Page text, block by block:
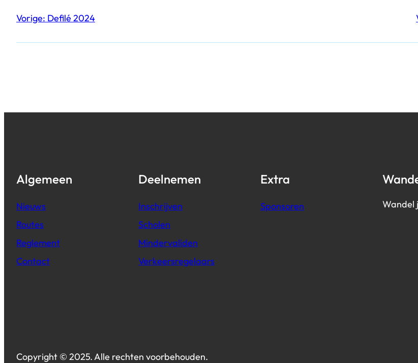
Vorige: Defilé 2024
Algemeen
Nieuws
Routes
Reglement
Contact
Deelnemen
Inschrijven
Scholen
Mindervaliden
Verkeersregelaars
Extra
Sponsoren Wandel
Copyright © 2025. Alle rechten voorbehouden.